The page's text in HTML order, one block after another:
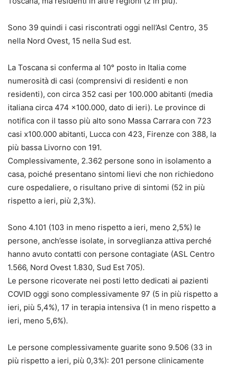
Sono 39 quindi i casi riscontrati oggi nell’Asl Centro, 35
nella Nord Ovest, 15 nella Sud est.
La Toscana si conferma al 10° posto in Italia come
numerosità di casi (comprensivi di residenti e non
residenti), con circa 352 casi per 100.000 abitanti (media
italiana circa 474 x100.000, dato di ieri). Le province di
notifica con il tasso più alto sono Massa Carrara con 723
casi x100.000 abitanti, Lucca con 423, Firenze con 388, la
più bassa Livorno con 191.
Complessivamente, 2.362 persone sono in isolamento a
casa, poiché presentano sintomi lievi che non richiedono
cure ospedaliere, o risultano prive di sintomi (52 in più
rispetto a ieri, più 2,3%).
Sono 4.101 (103 in meno rispetto a ieri, meno 2,5%) le
persone, anch’esse isolate, in sorveglianza attiva perché
hanno avuto contatti con persone contagiate (ASL Centro
1.566, Nord Ovest 1.830, Sud Est 705).
Le persone ricoverate nei posti letto dedicati ai pazienti
COVID oggi sono complessivamente 97 (5 in più rispetto a
ieri, più 5,4%), 17 in terapia intensiva (1 in meno rispetto a
ieri, meno 5,6%).
Le persone complessivamente guarite sono 9.506 (33 in
più rispetto a ieri, più 0,3%): 201 persone clinicamente